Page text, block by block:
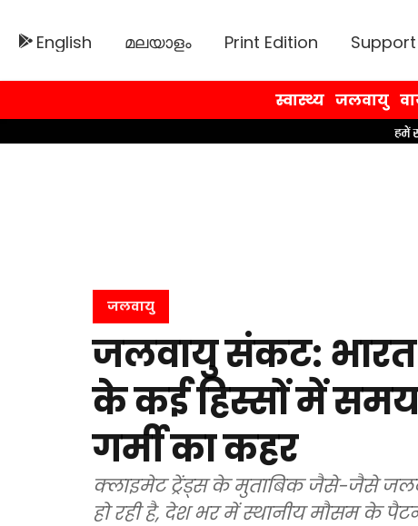
English മലയാളം Print Edition Support
स्वास्थ्य जलवायु
जलवायु
जलवायु संकट:
के कई हिस्सों में
गर्मी का कहर
क्लाइमेट ट्रेंड्स के मुताबिक जैसे-जैसे
हो रही है, देश भर में स्थानीय मौसम के